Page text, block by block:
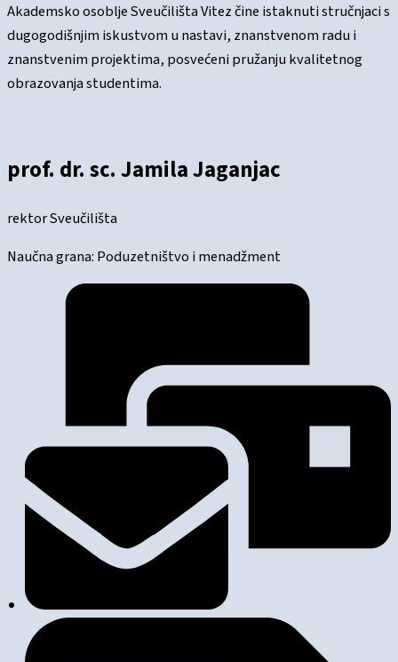
Akademsko osoblje Sveučilišta Vitez čine istaknuti stručnjaci s
dugogodišnjim iskustvom u nastavi, znanstvenom radu i
znanstvenim projektima, posvećeni pružanju kvalitetnog
obrazovanja studentima.
prof. dr. sc. Jamila Jaganjac
rektor Sveučilišta
Naučna grana: Poduzetništvo i menadžment